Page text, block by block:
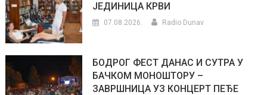
ЈЕДИНИЦА КРВИ
07.08.2026. Radio Dunav
БОДРОГ ФЕСТ ДАНАС И СУТРА У
БАЧКОМ МОНОШТОРУ –
ЗАВРШНИЦА УЗ КОНЦЕРТ ПЕЂЕ